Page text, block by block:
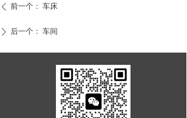
ꄴ 前一个： 车床
ꄲ 后一个： 车间